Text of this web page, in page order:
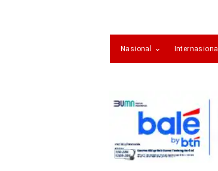
Nasional Internasional